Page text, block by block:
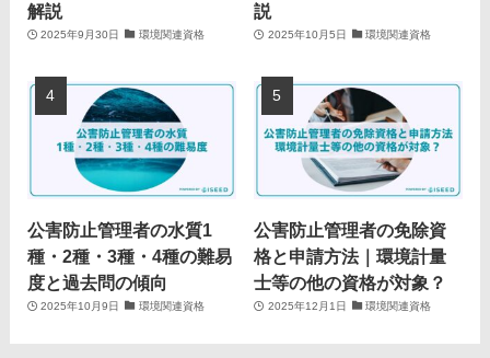
解説
2025年9月30日 環境関連資格
説
2025年10月5日 環境関連資格
公害防止管理者の水質1
種・2種・3種・4種の難易
度と過去問の傾向
2025年10月9日 環境関連資格
公害防止管理者の免除資
格と申請方法｜環境計量
士等の他の資格が対象？
2025年12月1日 環境関連資格